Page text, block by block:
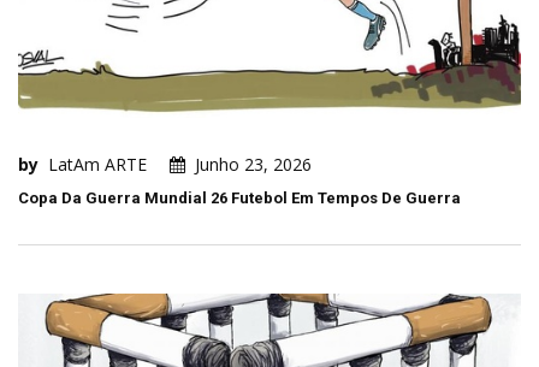
by LatAm ARTE Junho 23, 2026
Copa Da Guerra Mundial 26 Futebol Em Tempos De Guerra